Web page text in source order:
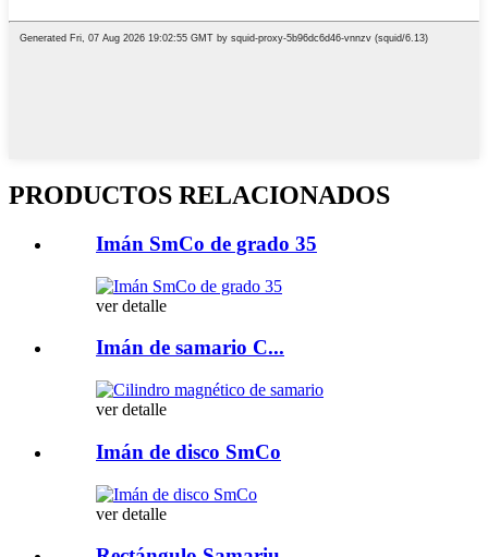
PRODUCTOS RELACIONADOS
Imán SmCo de grado 35
ver detalle
Imán de samario C...
ver detalle
Imán de disco SmCo
ver detalle